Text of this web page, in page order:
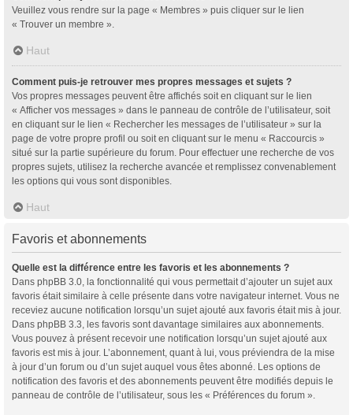
Veuillez vous rendre sur la page « Membres » puis cliquer sur le lien
« Trouver un membre ».
Haut
Comment puis-je retrouver mes propres messages et sujets ?
Vos propres messages peuvent être affichés soit en cliquant sur le lien
« Afficher vos messages » dans le panneau de contrôle de l’utilisateur, soit
en cliquant sur le lien « Rechercher les messages de l’utilisateur » sur la
page de votre propre profil ou soit en cliquant sur le menu « Raccourcis »
situé sur la partie supérieure du forum. Pour effectuer une recherche de vos
propres sujets, utilisez la recherche avancée et remplissez convenablement
les options qui vous sont disponibles.
Haut
Favoris et abonnements
Quelle est la différence entre les favoris et les abonnements ?
Dans phpBB 3.0, la fonctionnalité qui vous permettait d’ajouter un sujet aux
favoris était similaire à celle présente dans votre navigateur internet. Vous ne
receviez aucune notification lorsqu’un sujet ajouté aux favoris était mis à jour.
Dans phpBB 3.3, les favoris sont davantage similaires aux abonnements.
Vous pouvez à présent recevoir une notification lorsqu’un sujet ajouté aux
favoris est mis à jour. L’abonnement, quant à lui, vous préviendra de la mise
à jour d’un forum ou d’un sujet auquel vous êtes abonné. Les options de
notification des favoris et des abonnements peuvent être modifiés depuis le
panneau de contrôle de l’utilisateur, sous les « Préférences du forum ».